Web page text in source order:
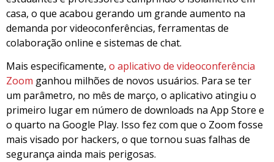
casa, o que acabou gerando um grande aumento na
demanda por videoconferências, ferramentas de
colaboração online e sistemas de chat.
Mais especificamente, o aplicativo de videoconferência
Zoom ganhou milhões de novos usuários. Para se ter
um parâmetro, no mês de março, o aplicativo atingiu o
primeiro lugar em número de downloads na App Store e
o quarto na Google Play. Isso fez com que o Zoom fosse
mais visado por hackers, o que tornou suas falhas de
segurança ainda mais perigosas.